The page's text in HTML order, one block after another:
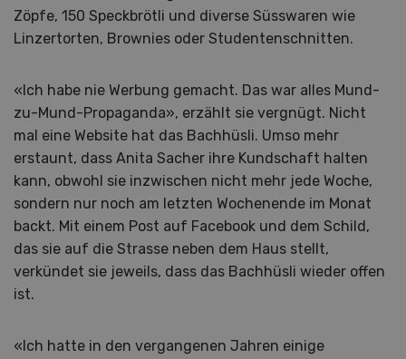
Zöpfe, 150 Speckbrötli und diverse Süsswaren wie
Linzertorten, Brownies oder Studentenschnitten.
«Ich habe nie Werbung gemacht. Das war alles Mund-
zu-Mund-Propaganda», erzählt sie vergnügt. Nicht
mal eine Website hat das Bachhüsli. Umso mehr
erstaunt, dass Anita Sacher ihre Kundschaft halten
kann, obwohl sie inzwischen nicht mehr jede Woche,
sondern nur noch am letzten Wochenende im Monat
backt. Mit einem Post auf Facebook und dem Schild,
das sie auf die Strasse neben dem Haus stellt,
verkündet sie jeweils, dass das Bachhüsli wieder offen
ist.
«Ich hatte in den vergangenen Jahren einige